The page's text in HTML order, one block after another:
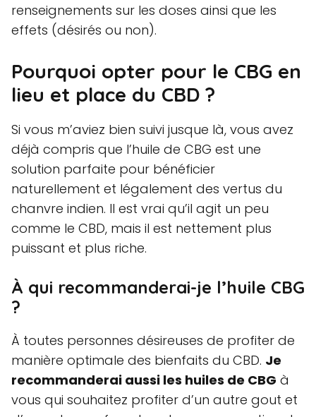
renseignements sur les doses ainsi que les
effets (désirés ou non).
Pourquoi opter pour le CBG en
lieu et place du CBD ?
Si vous m’aviez bien suivi jusque là, vous avez
déjà compris que l’huile de CBG est une
solution parfaite pour bénéficier
naturellement et légalement des vertus du
chanvre indien. Il est vrai qu’il agit un peu
comme le CBD, mais il est nettement plus
puissant et plus riche.
À qui recommanderai-je l’huile CBG
?
À toutes personnes désireuses de profiter de
manière optimale des bienfaits du CBD. Je
recommanderai aussi les huiles de CBG à
vous qui souhaitez profiter d’un autre gout et